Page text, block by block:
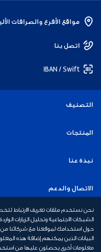
نحن نستخدم ملفات تعريف الارتباط
الشبكات الاجتماعية وتحليل الزيارات
حول استخدامك لموقعنا مع شركائنا من
البيانات الذين يمكنهم إضافة هذه
معلومات أخرى يحصلون عليها من
مواقع الأفرع والصرافات
اتصل بنا
IBAN / Swift
التصنيف
الأفراد
الخدمات المصرفية الإسلامية
المنتجات
الحسابات
القروض
القروض العقارية
نبذة عنا
التوظيف
الاستدامة
أخبار بنك أبوظبي الأول
الاتصال والدعم
الخدمات المصرفية عبر الهاتف
السلامة المالية
روابط سريعة
رسوم الخدمات المصرفية